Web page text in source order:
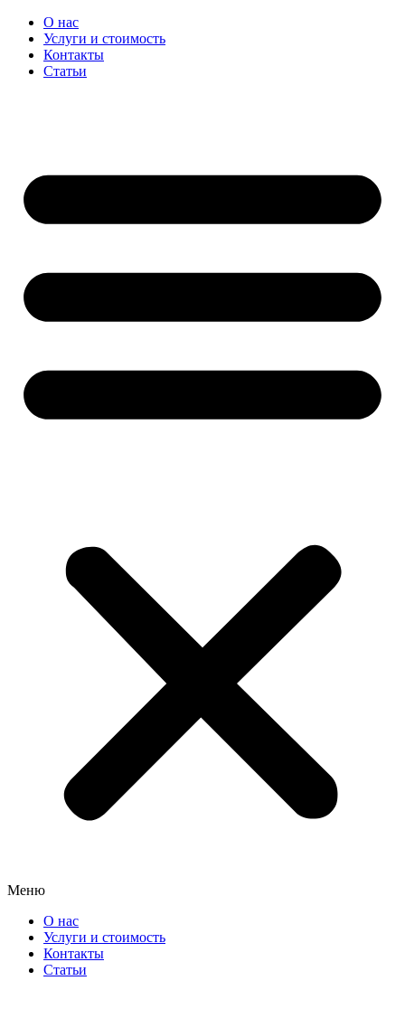
Перейти
содержимому
О нас
Услуги и стоимость
Контакты
Статьи
Меню
О нас
Услуги и стоимость
Контакты
Статьи